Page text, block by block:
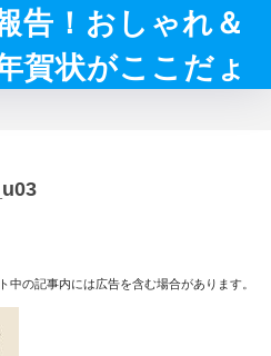
告！おしゃれ＆
賀状がここだょ
の記事内には広告を含む場合があります。